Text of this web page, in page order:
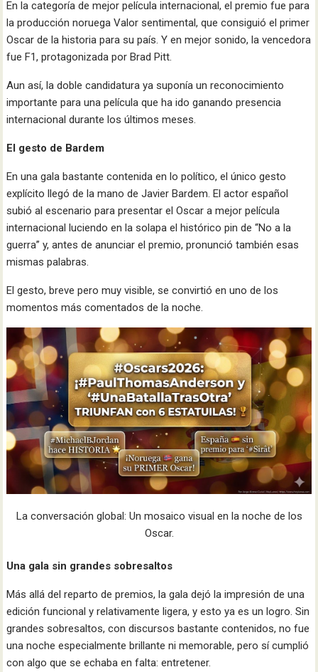
En la categoría de mejor película internacional, el premio fue para
la producción noruega Valor sentimental, que consiguió el primer
Oscar de la historia para su país. Y en mejor sonido, la vencedora
fue F1, protagonizada por Brad Pitt.
Aun así, la doble candidatura ya suponía un reconocimiento
importante para una película que ha ido ganando presencia
internacional durante los últimos meses.
El gesto de Bardem
En una gala bastante contenida en lo político, el único gesto
explícito llegó de la mano de Javier Bardem. El actor español
subió al escenario para presentar el Oscar a mejor película
internacional luciendo en la solapa el histórico pin de “No a la
guerra” y, antes de anunciar el premio, pronunció también esas
mismas palabras.
El gesto, breve pero muy visible, se convirtió en uno de los
momentos más comentados de la noche.
La conversación global: Un mosaico visual en la noche de los
Oscar.
Una gala sin grandes sobresaltos
Más allá del reparto de premios, la gala dejó la impresión de una
edición funcional y relativamente ligera, y esto ya es un logro. Sin
grandes sobresaltos, con discursos bastante contenidos, no fue
una noche especialmente brillante ni memorable, pero sí cumplió
con algo que se echaba en falta: entretener.